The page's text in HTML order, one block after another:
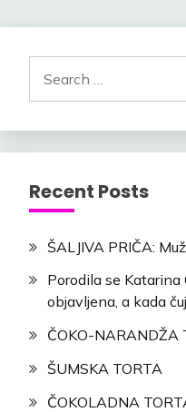
for:
Recent Posts
ŠALJIVA PRIČA:
Porodila se Katarina
objavljena, a kada
ČOKO-NARANDŽA
ŠUMSKA TORTA
ČOKOLADNA